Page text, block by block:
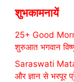
शुभकामनायें
25+ Good
शुरुआत भगवान
Saraswati
और ज्ञान से भरपूर